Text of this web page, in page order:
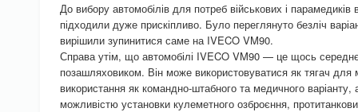
До вибору автомобілів для потреб військових і
підходили дуже прискіпливо. Було переглянуто безліч
вирішили зупинитися саме на IVECO VM90.
Справа утім, що автомобілі IVECO VM90 — це щось
позашляховиком. Він може використовуватися як тягач для
використання як командно-штабного та медичного
можливістю установки кулеметного озброєння,